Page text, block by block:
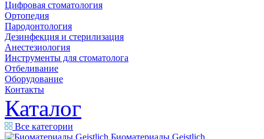
Цифровая стоматология
Ортопедия
Пародонтология
Дезинфекция и стерилизация
Анестезиология
Инструменты для стоматолога
Отбеливание
Оборудование
Контакты
Каталог
Все категории